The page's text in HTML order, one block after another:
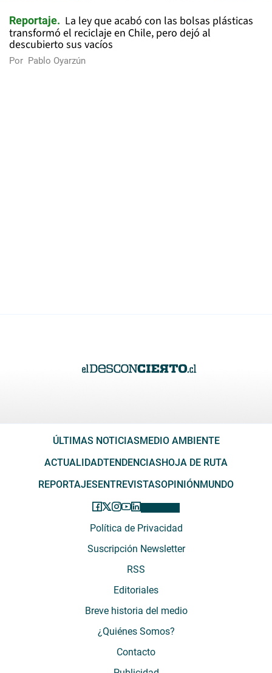
Reportaje
La ley que acabó con las bolsas plásticas
transformó el reciclaje en Chile, pero dejó al
descubierto sus vacíos
Por Pablo Oyarzún
ÚLTIMAS NOTICIASMEDIO AMBIENTE
ACTUALIDADTENDENCIASHOJA DE RUTA
REPORTAJESENTREVISTASOPINIÓNMUNDO
Política de Privacidad
Suscripción Newsletter
RSS
Editoriales
Breve historia del medio
¿Quiénes Somos?
Contacto